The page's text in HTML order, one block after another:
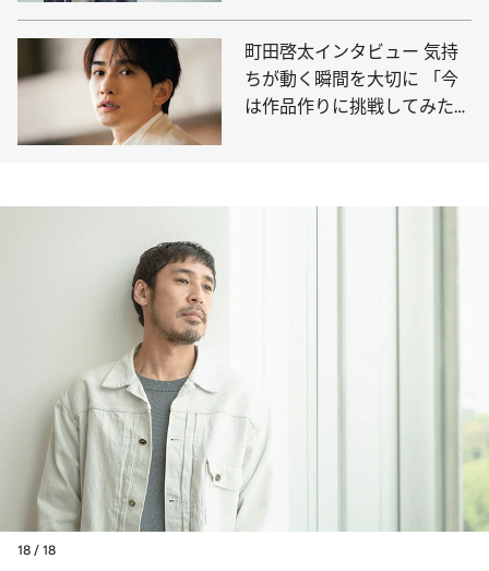
町田啓太インタビュー 気持
ちが動く瞬間を大切に 「今
は作品作りに挑戦してみた
18 / 18